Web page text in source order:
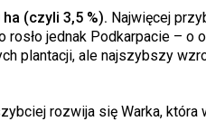
(czyli 3,5 %). Najwięcej
jednak Podkarpacie – o
plantacji, ale najszybszy
rozwija się Warka, która